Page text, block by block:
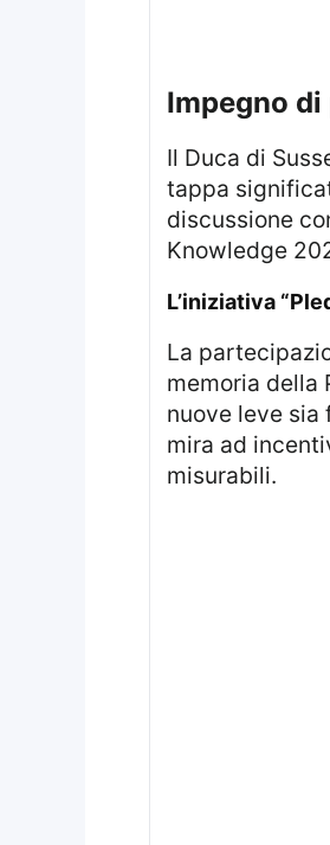
impegno
Il Duca di Sussex sarà presente a Las Vegas per partecipare a un evento dedicato ai giovani, che rappresenta una
tappa
discussione
Knowledge
l’iniziativa
La partecipazione del principe si inserisce nel quadro delle attività della Diana Award, un’organizzazione creata in
memoria della
nuove leve sia
mira ad
misurabili.